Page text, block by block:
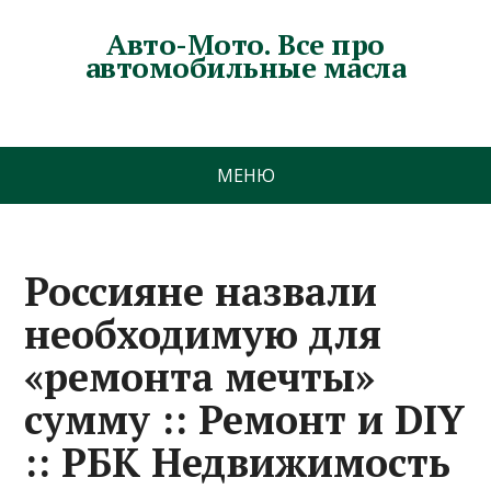
Авто-Мото. Все про
автомобильные масла
МЕНЮ
Россияне назвали
необходимую для
«ремонта мечты»
сумму :: Ремонт и DIY
:: РБК Недвижимость